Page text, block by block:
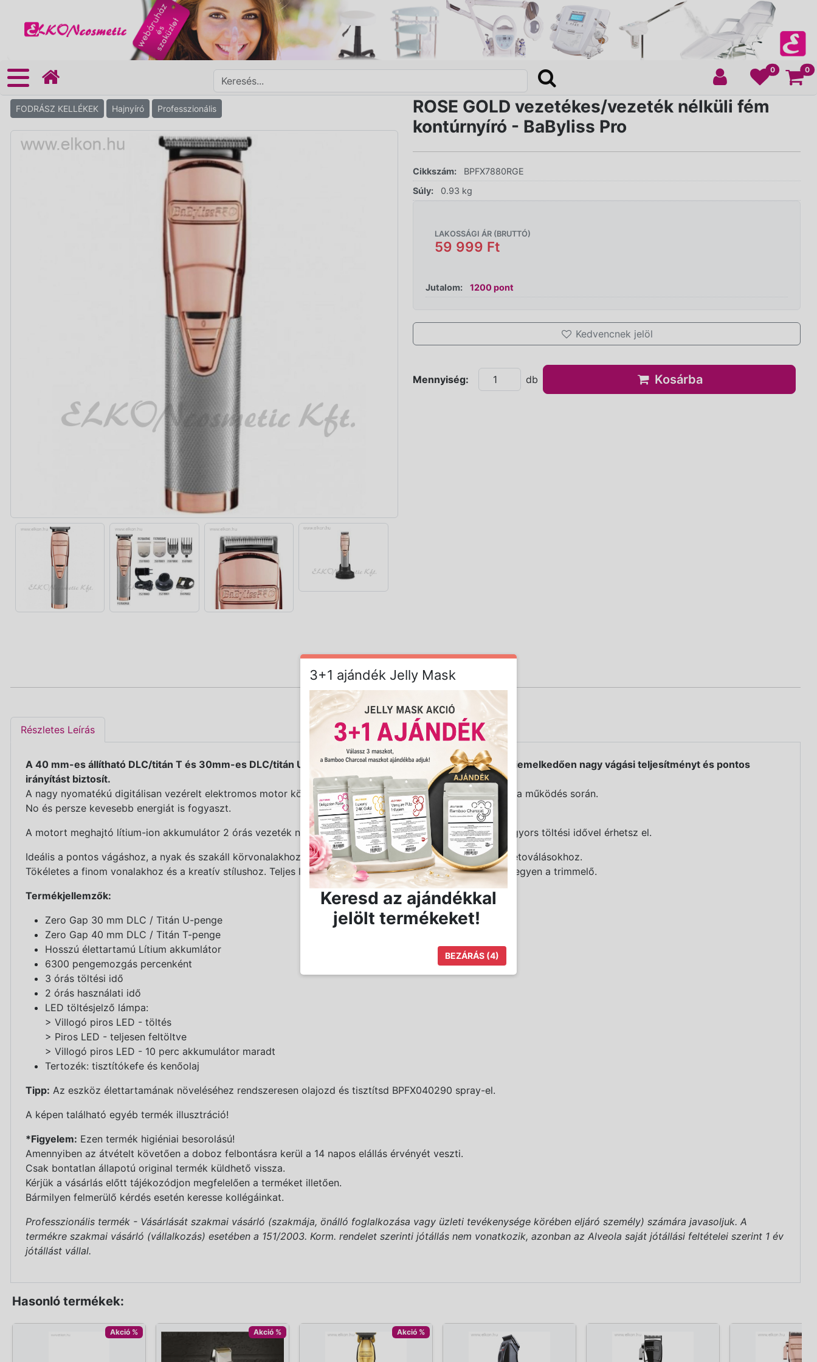
0 0
FODRÁSZ KELLÉKEK Hajnyíró Professzionális
ROSE GOLD vezetékes/vezeték nélküli fém
kontúrnyíró - BaByliss Pro
Cikkszám:
BPFX7880RGE
Súly:
0.93 kg
LAKOSSÁGI ÁR (BRUTTÓ)
59 999 Ft
Jutalom: 1200 pont
Kedvencnek jelöl
Mennyiség: db Kosárba
Részletes Leírás
A 40 mm-es állítható DLC/titán T és 30mm-es DLC/titán U pengéit könnyű digitális motor hajtja, mely kiemelkedően nagy vágási teljesítményt és pontos
irányítást biztosít.
A nagy nyomatékú digitálisan vezérelt elektromos motor könnyebb és rendkívül alacsony rezgést biztosít a működés során.
No és persze kevesebb energiát is fogyaszt.
A motort meghajtó lítium-ion akkumulátor 2 órás vezeték nélküli működést tesz lehetővé, melyet extrém gyors töltési idővel érhetsz el.
Ideális a pontos vágáshoz, a nyak és szakáll körvonalakhoz, valamint a fülek körüli szegélyezéshez és a tetoválásokhoz.
Tökéletes a finom vonalakhoz és a kreatív stílushoz. Teljes láthatóságot biztosít, bármilyen helyzetben is legyen a trimmelő.
Termékjellemzők:
Zero Gap 30 mm DLC / Titán U-penge
Zero Gap 40 mm DLC / Titán T-penge
Hosszú élettartamú Lítium akkumlátor
6300 pengemozgás percenként
3 órás töltési idő
2 órás használati idő
LED töltésjelző lámpa:
> Villogó piros LED - töltés
> Piros LED - teljesen feltöltve
> Villogó piros LED - 10 perc akkumulátor maradt
Tertozék: tisztítókefe és kenőolaj
Tipp: Az eszköz élettartamának növeléséhez rendszeresen olajozd és tisztítsd BPFX040290 spray-el.
A képen található egyéb termék illusztráció!
*Figyelem: Ezen termék higiéniai besorolású!
Amennyiben az átvételt követően a doboz felbontásra kerül a 14 napos elállás érvényét veszti.
Csak bontatlan állapotú original termék küldhető vissza.
Kérjük a vásárlás előtt tájékozódjon megfelelően a terméket illetően.
Bármilyen felmerülő kérdés esetén keresse kollégáinkat.
Professzionális termék - Vásárlását szakmai vásárló (szakmája, önálló foglalkozása vagy üzleti tevékenysége körében eljáró személy) számára javasoljuk. A
termékre szakmai vásárló (vállalkozás) esetében a 151/2003. Korm. rendelet szerinti jótállás nem vonatkozik, azonban az Alveola saját jótállási feltételei szerint 1 év
jótállást vállal.
Hasonló termékek:
Akció % Akció % Akció %
3+1 ajándék Jelly Mask
Keresd az ajándékkal
jelölt termékeket!
BEZÁRÁS (3)